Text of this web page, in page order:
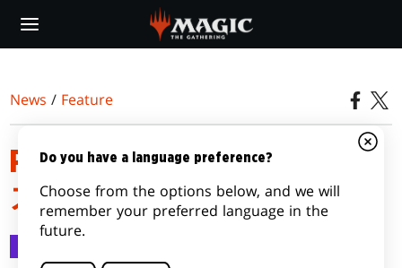
main
News / Feature
PHYREXIA: ALL WILL BE ONE
기능
Do you have a language preference?
Choose from the options below, and we will
remember your preferred language in the
future.